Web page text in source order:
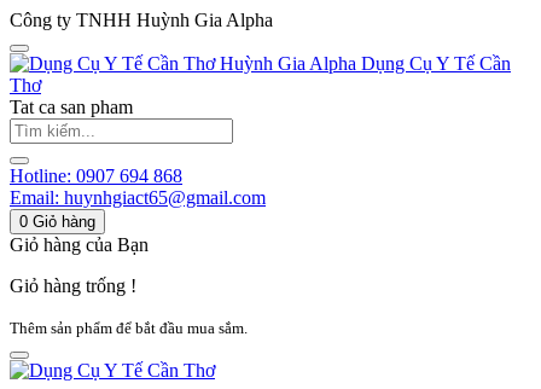
Công ty TNHH Huỳnh Gia Alpha
Huỳnh Gia Alpha Dụng Cụ Y Tế Cần
Thơ
Tat ca san pham
Hotline: 0907 694 868
Email: huynhgiact65@gmail.com
0 Giỏ hàng
Giỏ hàng của Bạn
Giỏ hàng trống !
Thêm sản phẩm để bắt đầu mua sắm.